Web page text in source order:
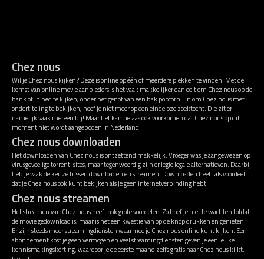
Chez nous
Wil je Chez nous kijken? Deze is online op één of meerdere plekken te vinden. Met de
komst van online movie aanbieders is het vaak makkelijker dan ooit om Chez nous op de
bank of in bed te kijken, onder het genot van een bak popcorn. En om Chez nous met
ondertiteling te bekijken, hoef je niet meer op een eindeloze zoektocht. Die zit er
namelijk vaak meteen bij! Maar het kan helaas ook voorkomen dat Chez nous op dit
moment niet wordt aangeboden in Nederland.
Chez nous downloaden
Het downloaden van Chez nous is ontzettend makkelijk. Vroeger was je aangewezen op
virusgevoelige torrent-sites, maar tegenwoordig zijn er legio legale alternatieven. Daarbij
heb je vaak de keuze tussen downloaden en streamen. Downloaden heeft als voordeel
dat je Chez nous ook kunt bekijken als je geen internetverbinding hebt.
Chez nous streamen
Het streamen van Chez nous heeft ook grote voordelen. Zo hoef je niet te wachten totdat
de movie gedownload is, maar is het een kwestie van op de knop drukken en genieten.
Er zijn steeds meer streamingdiensten waarmee je Chez nous online kunt kijken. Een
abonnement kost je geen vermogen en veel streamingdiensten geven je een leuke
kennismakingskorting, waardoor je de eerste maand zelfs gratis naar Chez nous kijkt.